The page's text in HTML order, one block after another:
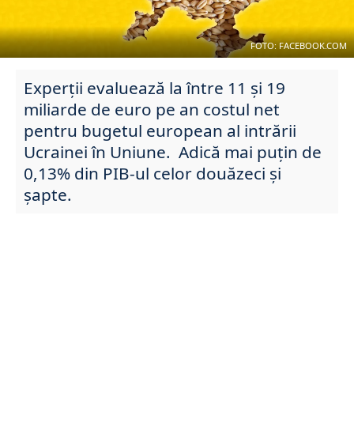
FOTO: FACEBOOK.COM
Experții evaluează la între 11 și 19
miliarde de euro pe an costul net
pentru bugetul european al intrării
Ucrainei în Uniune. Adică mai puțin de
0,13% din PIB-ul celor douăzeci și
șapte.